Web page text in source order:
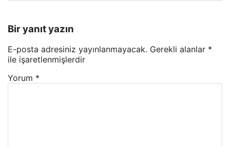
Bir yanıt yazın
E-posta adresiniz yayınlanmayacak. Gerekli alanlar *
ile işaretlenmişlerdir
Yorum *